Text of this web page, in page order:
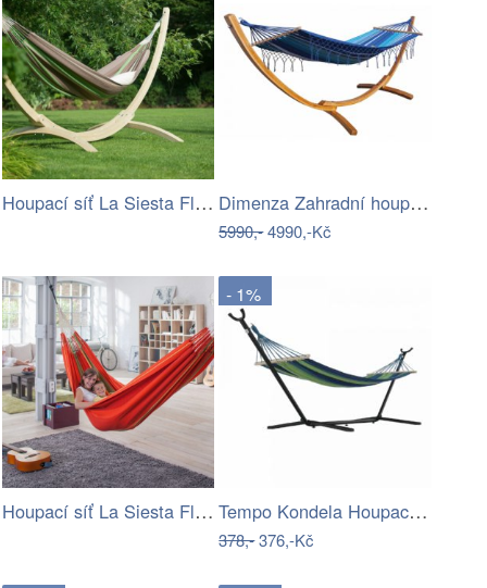
Houpací síť La Siesta Flora Family … Dimenza Zahradní houpací síť MOON -…
5990,-4990,-Kč
Houpací síť La Siesta Flora Family …
- 1%
Tempo Kondela Houpací síť EVANA NEW -…
378,-376,-Kč